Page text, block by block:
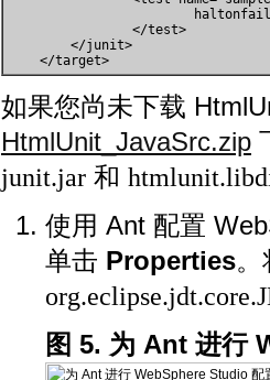
如果您尚未下载
HtmlUnit_JavaSrc.zip
junit.jar 和
使用 Ant 配置
单击 Properties
图 5. 为 Ant 进行